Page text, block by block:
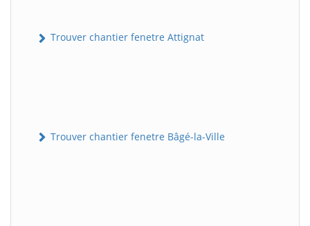
Trouver chantier fenetre Attignat
Trouver chantier fenetre Bâgé-la-Ville